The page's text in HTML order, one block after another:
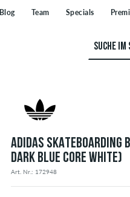
Blog Team Specials
ADIDAS SKATEBOARDING
DARK BLUE CORE WHITE)
Art. Nr.: 172948